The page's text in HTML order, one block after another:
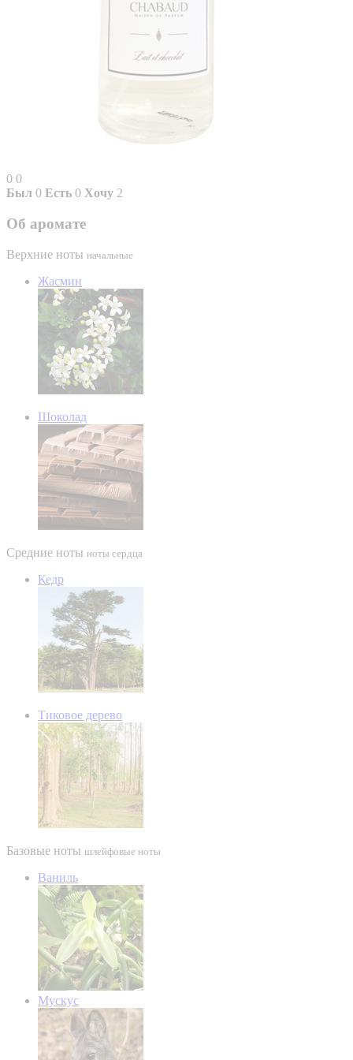
0 0
Был 0 Есть 0 Хочу 2
Об аромате
Верхние ноты начальные
Жасмин
Шоколад
Средние ноты ноты сердца
Кедр
Тиковое дерево
Базовые ноты шлейфовые ноты
Ваниль
Мускус